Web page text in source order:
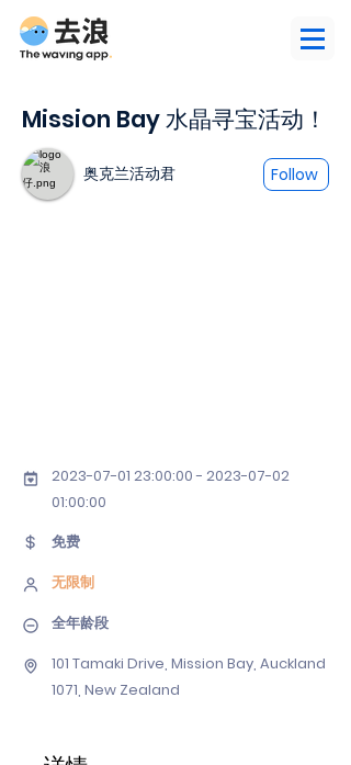
Mission Bay 水晶寻宝活动！
奥克兰活动君 Follow
2023-07-01 23:00:00 - 2023-07-02
01:00:00
免费
无限制
全年龄段
101 Tamaki Drive, Mission Bay, Auckland
1071, New Zealand